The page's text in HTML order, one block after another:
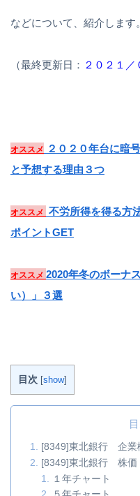
などについて、紹介します。
（最終更新日： ２０２１／
オススメ
２０２０年台に暗
と予想する理由３つ
オススメ
不労所得を得る方
ポイントGET
オススメ 2020年冬のボーナ
い）」３選
目次 [show]
[8349]東北銀行 企業
[8349]東北銀行 株価
１年チャート